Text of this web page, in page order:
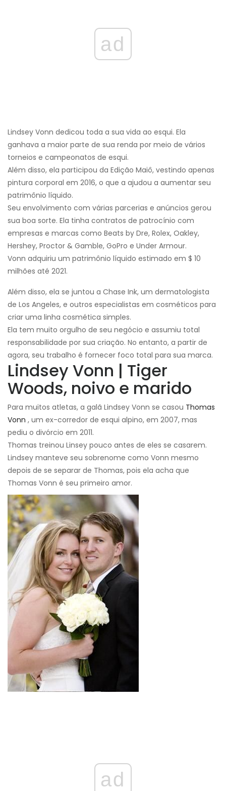
ad
Lindsey Vonn dedicou toda a sua vida ao esqui. Ela
ganhava a maior parte de sua renda por meio de vários
torneios e campeonatos de esqui.
Além disso, ela participou da Edição Maiô, vestindo apenas
pintura corporal em 2016, o que a ajudou a aumentar seu
patrimônio líquido.
Seu envolvimento com várias parcerias e anúncios gerou
sua boa sorte. Ela tinha contratos de patrocínio com
empresas e marcas como Beats by Dre, Rolex, Oakley,
Hershey, Proctor & Gamble, GoPro e Under Armour.
Vonn adquiriu um patrimônio líquido estimado em $ 10
milhões até 2021.
Além disso, ela se juntou a Chase Ink, um dermatologista
de Los Angeles, e outros especialistas em cosméticos para
criar uma linha cosmética simples.
Ela tem muito orgulho de seu negócio e assumiu total
responsabilidade por sua criação. No entanto, a partir de
agora, seu trabalho é fornecer foco total para sua marca.
Lindsey Vonn | Tiger
Woods, noivo e marido
Para muitos atletas, a galã Lindsey Vonn se casou Thomas
Vonn , um ex-corredor de esqui alpino, em 2007, mas
pediu o divórcio em 2011.
Thomas treinou Linsey pouco antes de eles se casarem.
Lindsey manteve seu sobrenome como Vonn mesmo
depois de se separar de Thomas, pois ela acha que
Thomas Vonn é seu primeiro amor.
ad